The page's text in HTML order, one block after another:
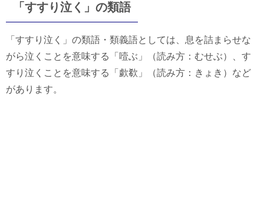
「すすり泣く」の類語
「すすり泣く」の類語・類義語としては、息を詰まらせな
がら泣くことを意味する「噎ぶ」（読み方：むせぶ）、す
すり泣くことを意味する「歔欷」（読み方：きょき）など
があります。